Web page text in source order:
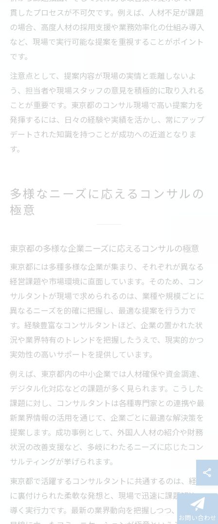
貫したプロセスが不可欠です。例えば、人材不足が課題
の場合、高度人材の採用支援や業務効率化の仕組み導入
など、現場で実行可能な提案を重視することがポイント
です。
注意点として、提案内容が現場の実情と乖離しないよ
う、担当者や現場スタッフの意見を積極的に取り入れる
ことが重要です。東京都のコンサル現場で高い提案力を
発揮するには、日々の経験や実績を活かし、常にアップ
デートされた知識を持つことが成功への近道となりま
す。
多様なニーズに応えるコンサルの
極意
東京都の多様な企業ニーズに応えるコンサルの極意
東京都には多種多様な企業が集まり、それぞれが異なる
経営課題や市場環境に直面しています。そのため、コン
サルタントが現場で求められるのは、業種や規模ごとに
異なるニーズを的確に把握し、最適な提案を行う力で
す。経験豊富なコンサルタントほど、企業の置かれた状
況や業界特有のトレンドを把握したうえで、現実的かつ
実効性の高いサポートを提供しています。
例えば、東京都内の中小企業では人材確保や資金調達、
デジタル化対応などの課題が多く見られます。こうした
課題に対し、コンサルタントは各種専門家との連携や最
新業界情報の活用を通じて、企業ごとに最適な解決策を
提案します。成功事例として、外国人人材の紹介や財務
状況の改善支援など、多岐にわたるニーズに応じたコン
サルティングが挙げられます。
東京都で活躍するコンサルタントに共通するのは、経験
に裏付けられた柔軟な発想と、現場で迅速に課題解決へ
導く実行力です。最新の業界動向を把握しつつ、顧客の
お問い合わせ